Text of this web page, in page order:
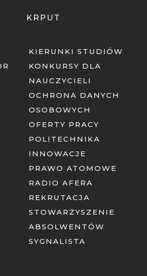
KRPUT
KIERUNKI STUDIÓW
KONKURSY DLA
NAUCZYCIELI
OCHRONA DANYCH
OSOBOWYCH
OFERTY PRACY
POLITECHNIKA
INNOWACJE
PRAWO ATOMOWE
RADIO AFERA
REKRUTACJA
STOWARZYSZENIE
ABSOLWENTÓW
SYGNALISTA